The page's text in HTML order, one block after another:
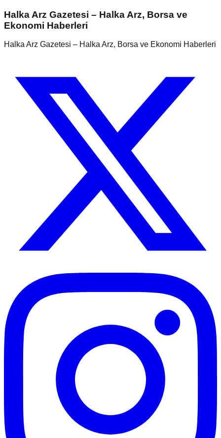
Halka Arz Gazetesi – Halka Arz, Borsa ve
Ekonomi Haberleri
Halka Arz Gazetesi – Halka Arz, Borsa ve Ekonomi Haberleri